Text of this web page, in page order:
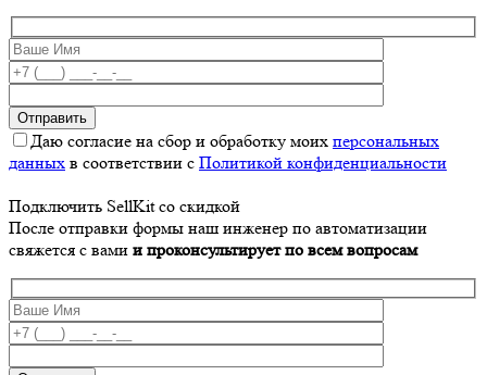
Даю согласие на сбор и обработку моих персональных
данных в соответствии с Политикой конфиденциальности
Подключить SellKit со скидкой
После отправки формы наш инженер по автоматизации
свяжется с вами и проконсультирует по всем вопросам